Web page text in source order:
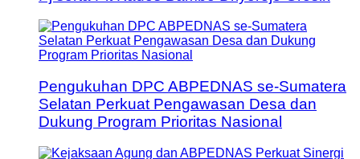
Pengukuhan DPC ABPEDNAS se-Sumatera
Selatan Perkuat Pengawasan Desa dan
Dukung Program Prioritas Nasional